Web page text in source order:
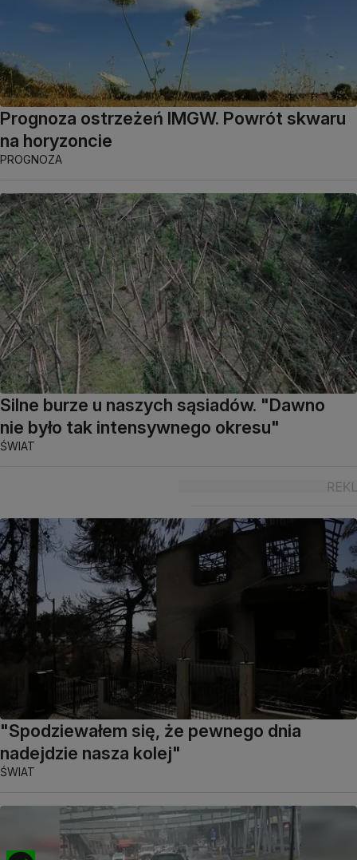
Prognoza ostrzeżeń IMGW. Powrót skwaru
na horyzoncie
PROGNOZA
Silne burze u naszych sąsiadów. "Dawno
nie było tak intensywnego okresu"
ŚWIAT
"Spodziewałem się, że pewnego dnia
nadejdzie nasza kolej"
ŚWIAT